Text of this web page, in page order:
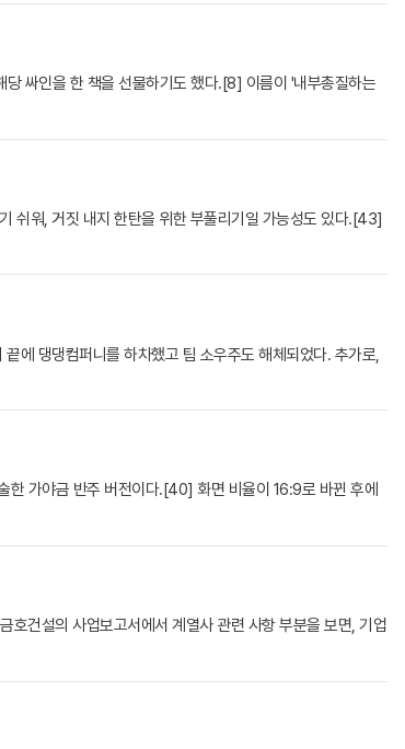
싸인을 한 책을 선물하기도 했다.[8] 이름이 '내부총질하는
쉬워, 거짓 내지 한탄을 위한 부풀리기일 가능성도 있다.[43]
에 댕댕컴퍼니를 하차했고 팀 소우주도 해체되었다. 추가로,
가야금 반주 버전이다.[40] 화면 비율이 16:9로 바뀐 후에
건설의 사업보고서에서 계열사 관련 사항 부분을 보면, 기업